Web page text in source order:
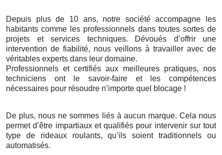
Depuis plus de 10 ans, notre société accompagne les
habitants comme les professionnels dans toutes sortes de
projets et services techniques. Dévoués d’offrir une
intervention de fiabilité, nous veillons à travailler avec de
véritables experts dans leur domaine.
Professionnels et certifiés aux meilleures pratiques, nos
techniciens ont le savoir-faire et les compétences
nécessaires pour résoudre n’importe quel blocage !
De plus, nous ne sommes liés à aucun marque. Cela nous
permet d’être impartiaux et qualifiés pour intervenir sur tout
type de rideaux roulants, qu’ils soient traditionnels ou
automatisés.